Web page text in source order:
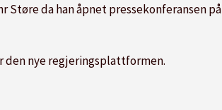
da han åpnet pressekonferansen på
den nye regjeringsplattformen.